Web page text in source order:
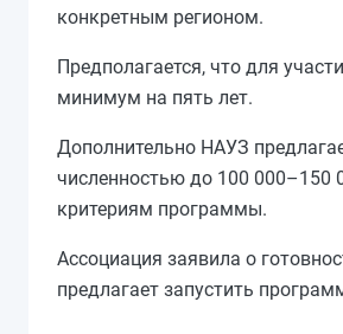
конкретным регионом.
Предполагается, что для
минимум на пять лет.
Дополнительно НАУЗ
численностью до 100 000–150
критериям программы.
Ассоциация заявила о
предлагает запустить